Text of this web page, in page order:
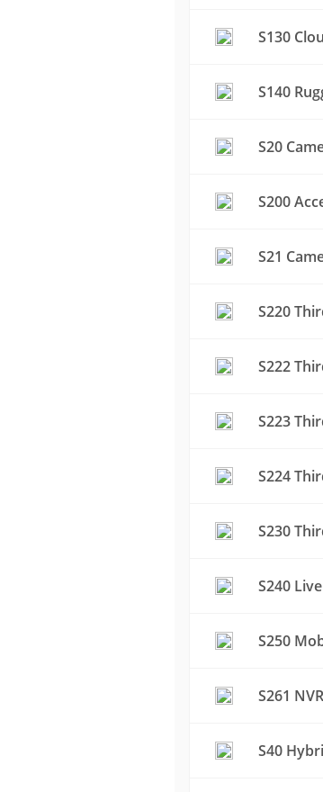
S130
S140
S20
S200
S21
S220
S222
S223
S224
S230
S240
S250
S261
S40